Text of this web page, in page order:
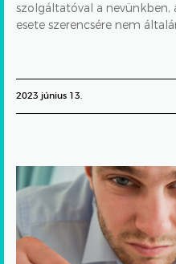
szolgáltatóval a nevünkben,
esete szerencsére nem
2023 június 13.
„Ismerősnek
vettem
fel
Provident